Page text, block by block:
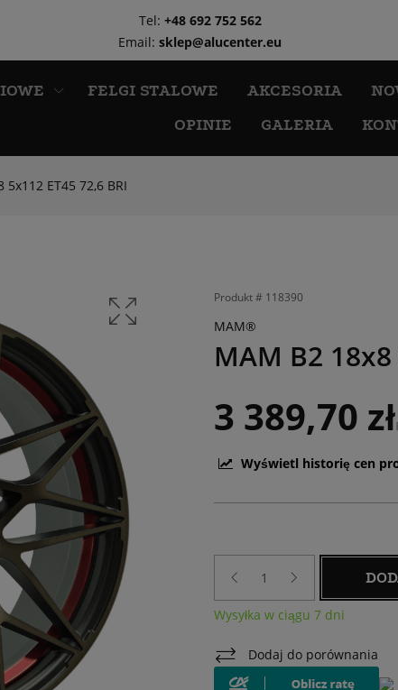
Tel: +48 692 752 562
Email:sklep@alucenter.eu
FELGI STALOWE AKCESORIA
OPINIE
GALERIA
5x112 ET45 72,6 BRI
Produkt # 118390
MAM®
MAM B2 18x8
3 389,70 zł
Wyświetl historię cen
Wysyłka w ciągu 7 dni
Dodaj do porównania